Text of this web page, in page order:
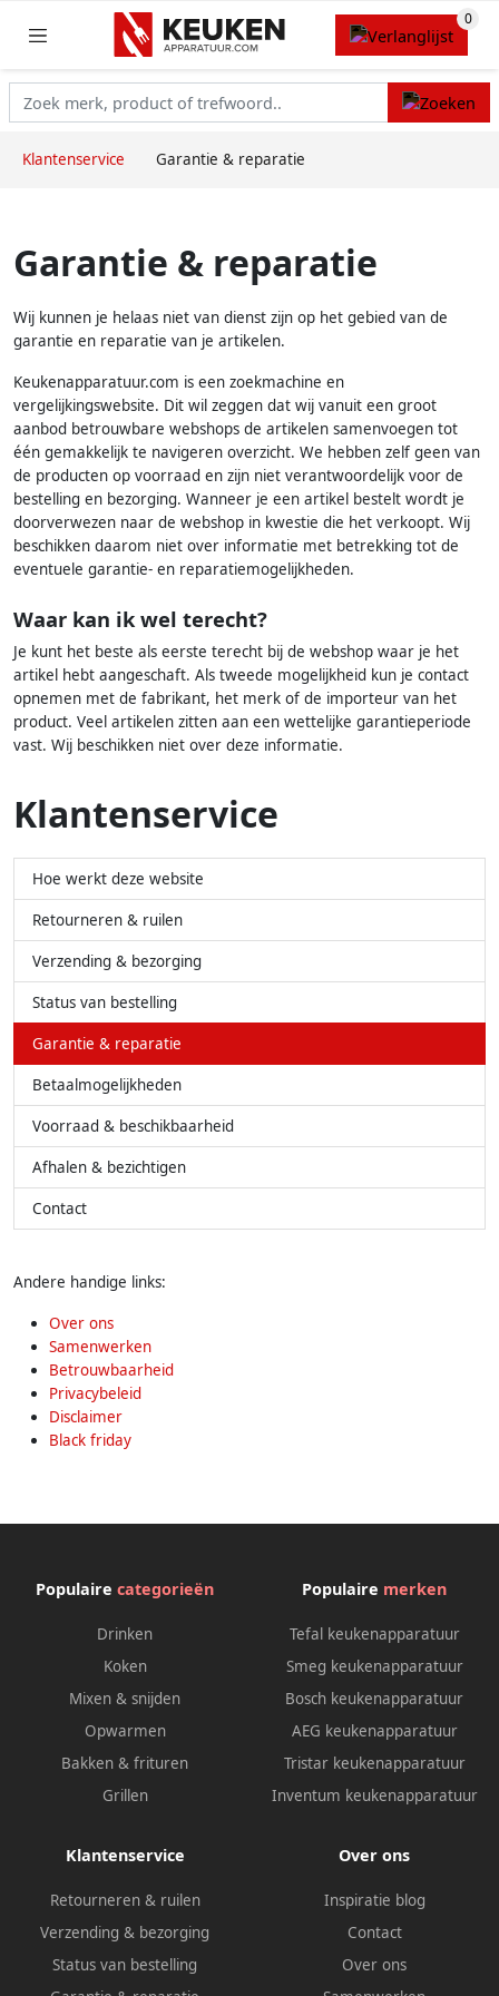
Klantenservice Garantie & reparatie
Klantenservice
Hoe werkt deze website
Retourneren & ruilen
Verzending & bezorging
Status van bestelling
Garantie & reparatie
Betaalmogelijkheden
Voorraad & beschikbaarheid
Afhalen & bezichtigen
Contact
Andere handige links:
Over ons
Samenwerken
Betrouwbaarheid
Privacybeleid
Disclaimer
Black friday
Garantie & reparatie
Wij kunnen je helaas niet van dienst zijn op het gebied van de
garantie en reparatie van je artikelen.
Keukenapparatuur.com is een zoekmachine en
vergelijkingswebsite. Dit wil zeggen dat wij vanuit een groot
aanbod betrouwbare webshops de artikelen samenvoegen tot
één gemakkelijk te navigeren overzicht. We hebben zelf geen van
de producten op voorraad en zijn niet verantwoordelijk voor de
bestelling en bezorging. Wanneer je een artikel bestelt wordt je
doorverwezen naar de webshop in kwestie die het verkoopt. Wij
beschikken daarom niet over informatie met betrekking tot de
eventuele garantie- en reparatiemogelijkheden.
Waar kan ik wel terecht?
Je kunt het beste als eerste terecht bij de webshop waar je het
artikel hebt aangeschaft. Als tweede mogelijkheid kun je contact
opnemen met de fabrikant, het merk of de importeur van het
product. Veel artikelen zitten aan een wettelijke garantieperiode
vast. Wij beschikken niet over deze informatie.
Populaire categorieën
Drinken
Koken
Mixen & snijden
Opwarmen
Bakken & frituren
Grillen
Populaire merken
Tefal keukenapparatuur
Smeg keukenapparatuur
Bosch keukenapparatuur
AEG keukenapparatuur
Tristar keukenapparatuur
Inventum keukenapparatuur
Klantenservice
Retourneren & ruilen
Verzending & bezorging
Status van bestelling
Over ons
Inspiratie blog
Contact
Over ons